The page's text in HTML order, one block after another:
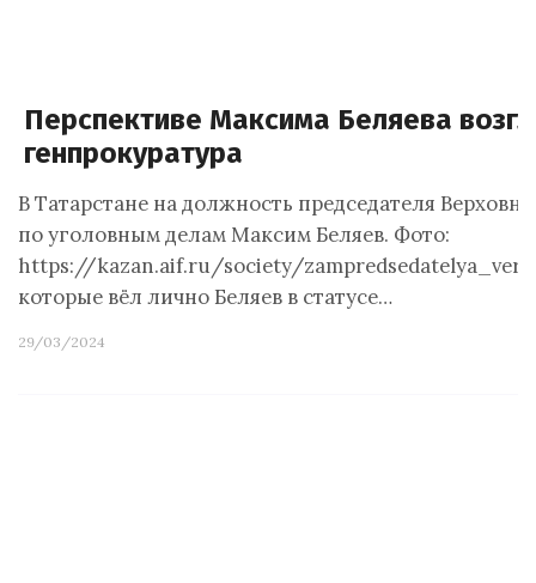
Перспективе Максима Беляева
генпрокуратура
В Татарстане на должность председателя
по уголовным делам Максим Беляев. Фото:
https://kazan.aif.ru/society/
которые вёл лично Беляев в статусе…
29/03/2024